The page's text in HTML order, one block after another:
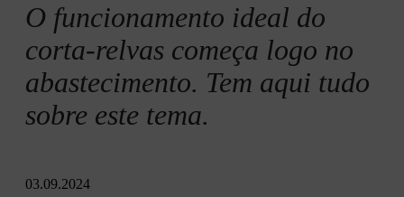
O funcionamento ideal do
corta-relvas começa logo no
abastecimento. Tem aqui tudo
sobre este tema.
03.09.2024